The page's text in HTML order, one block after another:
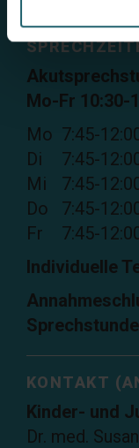
Mo-Fr 10:30-
Mo 7:45-
Di
7:45-
Mi
7:45-
Do
7:45-
Fr
7:45-
Individuelle
KONTAKT
Kinder- und
Dr. med.